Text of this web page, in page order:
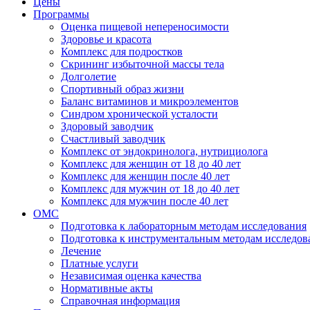
Программы
Оценка пищевой непереносимости
Здоровье и красота
Комплекс для подростков
Скрининг избыточной массы тела
Долголетие
Спортивный образ жизни
Баланс витаминов и микроэлементов
Синдром хронической усталости
Здоровый заводчик
Счастливый заводчик
Комплекс от эндокринолога, нутрициолога
Комплекс для женщин от 18 до 40 лет
Комплекс для женщин после 40 лет
Комплекс для мужчин от 18 до 40 лет
Комплекс для мужчин после 40 лет
ОМС
Подготовка к лабораторным методам исследования
Подготовка к инструментальным методам
Лечение
Платные услуги
Независимая оценка качества
Нормативные акты
Справочная информация